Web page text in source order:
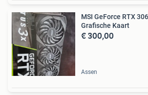
MSI GeForce RTX
Grafische Kaart
€ 300,00
Assen